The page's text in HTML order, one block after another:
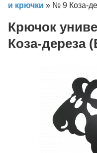
и крючки » № 9 Коза-
Крючок
Коза-дереза